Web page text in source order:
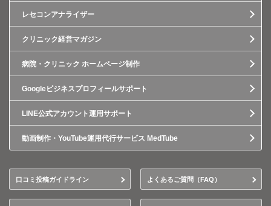
レセコンアナライザー
クリニック経営マガジン
病院・クリニック ホームページ制作
Googleビジネスプロフィールサポート
LINE公式アカウント運用サポート
動画制作・YouTube運用代行サービス MedTube
口コミ投稿ガイドライン よくあるご質問（FAQ）